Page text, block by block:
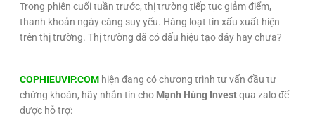
Trong phiên cuối tuần trước, thị trường tiếp tục giảm điểm,
thanh khoản ngày càng suy yếu. Hàng loạt tin xấu xuất hiện
trên thị trường. Thị trường đã có dấu hiệu tạo đáy hay chưa?
COPHIEUVIP.COM hiện đang có chương trình tư vấn đầu tư
chứng khoán, hãy nhắn tin cho Mạnh Hùng Investqua zalo để
được hỗ trợ: